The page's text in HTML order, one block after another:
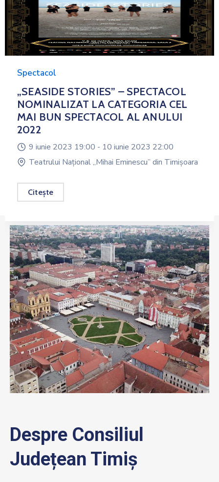
Spectacol
„SEASIDE STORIES” – SPECTACOL
NOMINALIZAT LA CATEGORIA CEL
MAI BUN SPECTACOL AL ANULUI
2022
9 iunie 2023 19:00 - 10 iunie 2023 22:00
Teatrului Național „Mihai Eminescu” din Timișoara
Citește
Despre Consiliul
Județean Timiș